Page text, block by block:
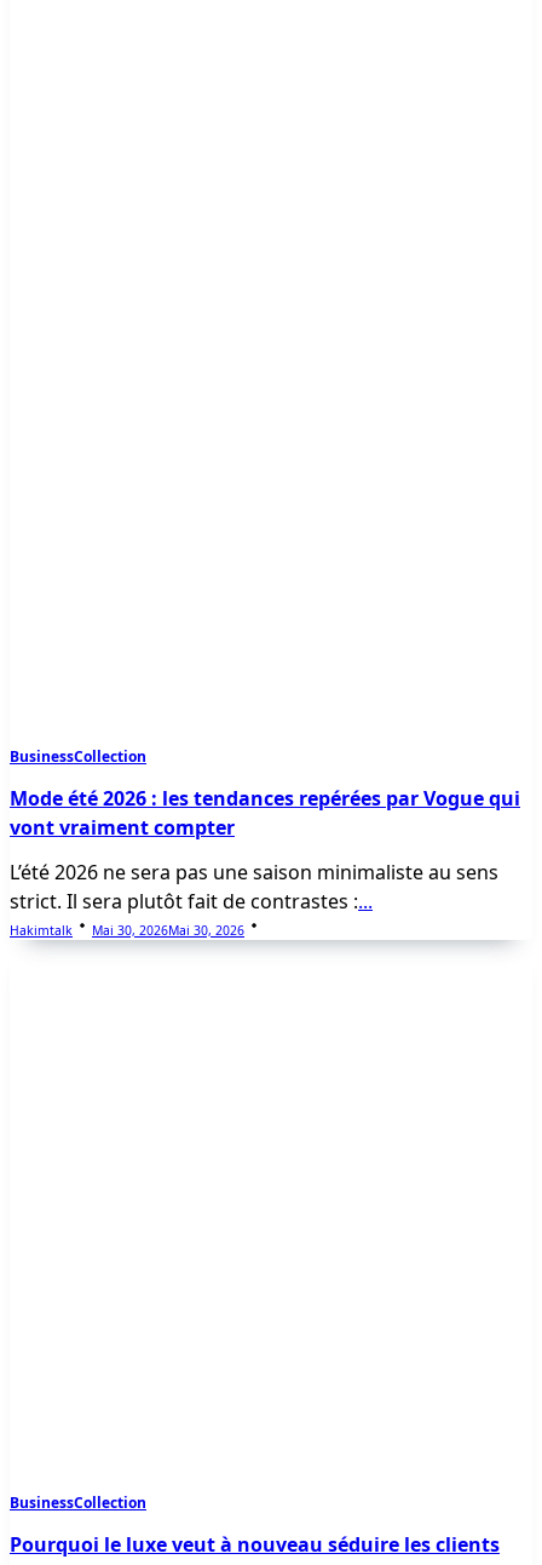
BusinessCollection
Mode été 2026 : les tendances repérées par Vogue qui
vont vraiment compter
L’été 2026 ne sera pas une saison minimaliste au sens
strict. Il sera plutôt fait de contrastes :...
Hakimtalk Mai 30, 2026Mai 30, 2026
BusinessCollection
Pourquoi le luxe veut à nouveau séduire les clients